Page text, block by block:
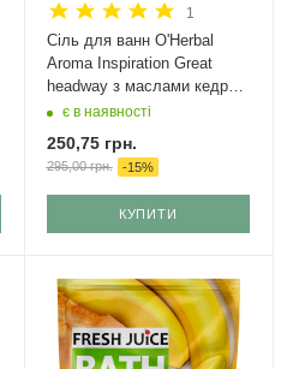
1
Сіль для ванн O'Herbal
Aroma Inspiration Great
headway з маслами кедра і
евкаліпта 1100 г
є в наявності
250,75грн.
295,00грн. -15%
КУПИТИ